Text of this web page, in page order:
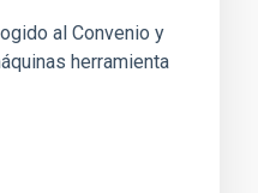
al Convenio y
herramienta